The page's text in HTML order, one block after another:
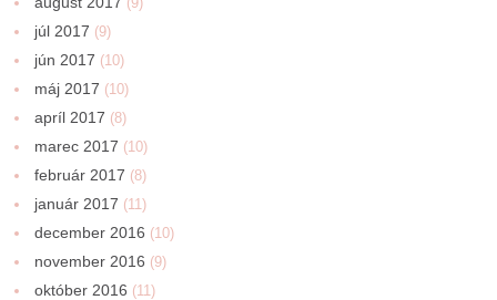
júl 2017 (9)
jún 2017 (10)
máj 2017 (10)
apríl 2017 (8)
marec 2017 (10)
február 2017 (8)
január 2017 (11)
december 2016 (10)
november 2016 (9)
október 2016 (11)